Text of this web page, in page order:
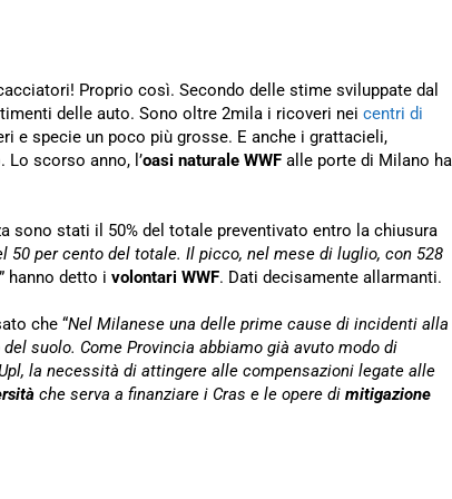
Proprio così. Secondo delle stime sviluppate dal
delle auto. Sono oltre 2mila i ricoveri nei centri di
e specie un poco più grosse. E anche i grattacieli,
scorso anno, l’oasi naturale WWF alle porte di Milano ha
stati il 50% del totale preventivato entro la chiusura
50 per cento del totale. Il picco, nel mese di luglio, con 528
” hanno detto i volontari WWF. Dati decisamente allarmanti.
che “Nel Milanese una delle prime cause di incidenti alla
suolo. Come Provincia abbiamo già avuto modo di
la necessità di attingere alle compensazioni legate alle
che serva a finanziare i Cras e le opere di mitigazione